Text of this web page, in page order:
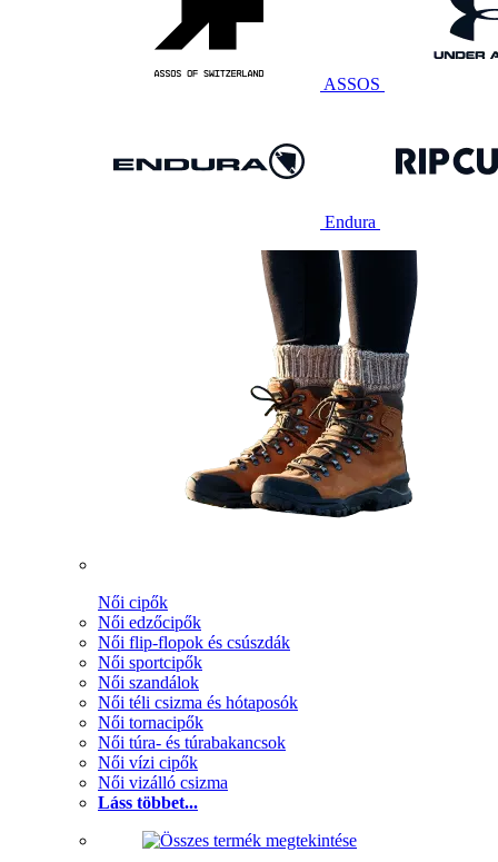
ASSOS
Endura
Női cipők
Női edzőcipők
Női flip-flopok és csúszdák
Női sportcipők
Női szandálok
Női téli csizma és hótaposók
Női tornacipők
Női túra- és túrabakancsok
Női vízi cipők
Női vizálló csizma
Láss többet...